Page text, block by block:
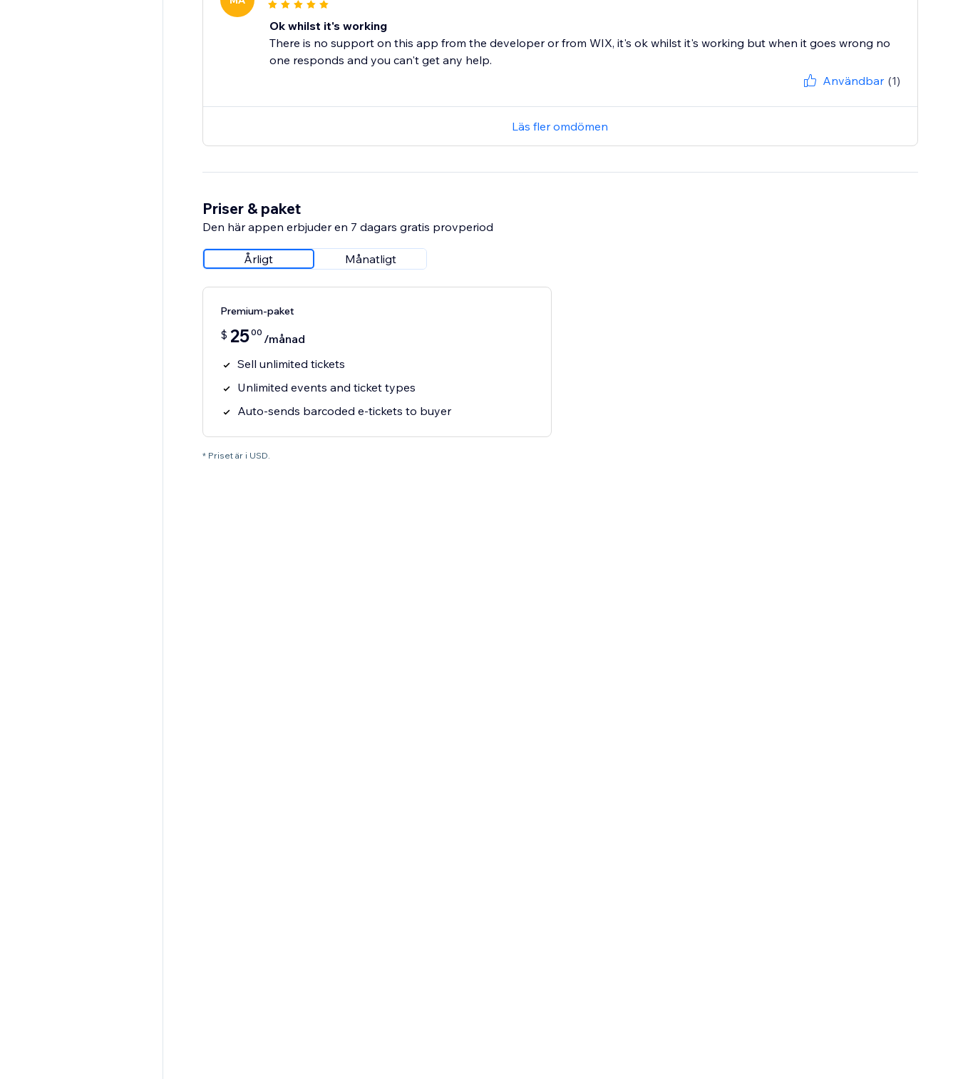
Ok whilst it's working
There is no support on this app from the developer or from WIX, it's ok whilst it's working but when it goes wrong no
one responds and you can't get any help.
Användbar (1)
Läs fler omdömen
Priser & paket
Den här appen erbjuder en 7 dagars gratis provperiod
Årligt Månatligt
Premium-paket
$ 2500 /månad
Sell unlimited tickets
Unlimited events and ticket types
Auto-sends barcoded e-tickets to buyer
* Priset är i USD.